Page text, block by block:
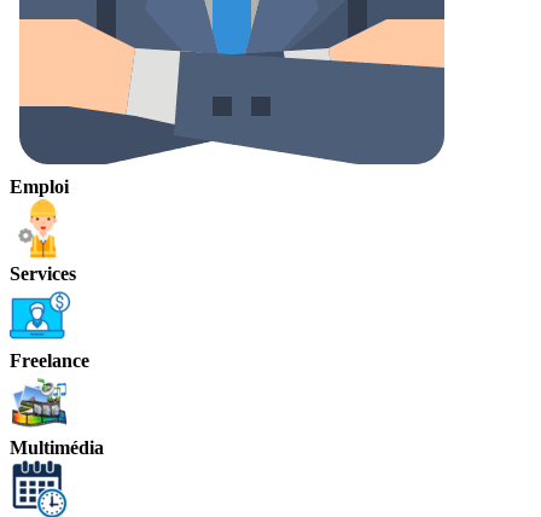
Emploi
Services
Freelance
Multimédia